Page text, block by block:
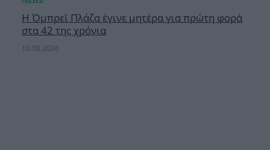
Η Όμπρεϊ Πλάζα έγινε μητέρα για πρώτη φορά
στα 42 της χρόνια
10.08.2026